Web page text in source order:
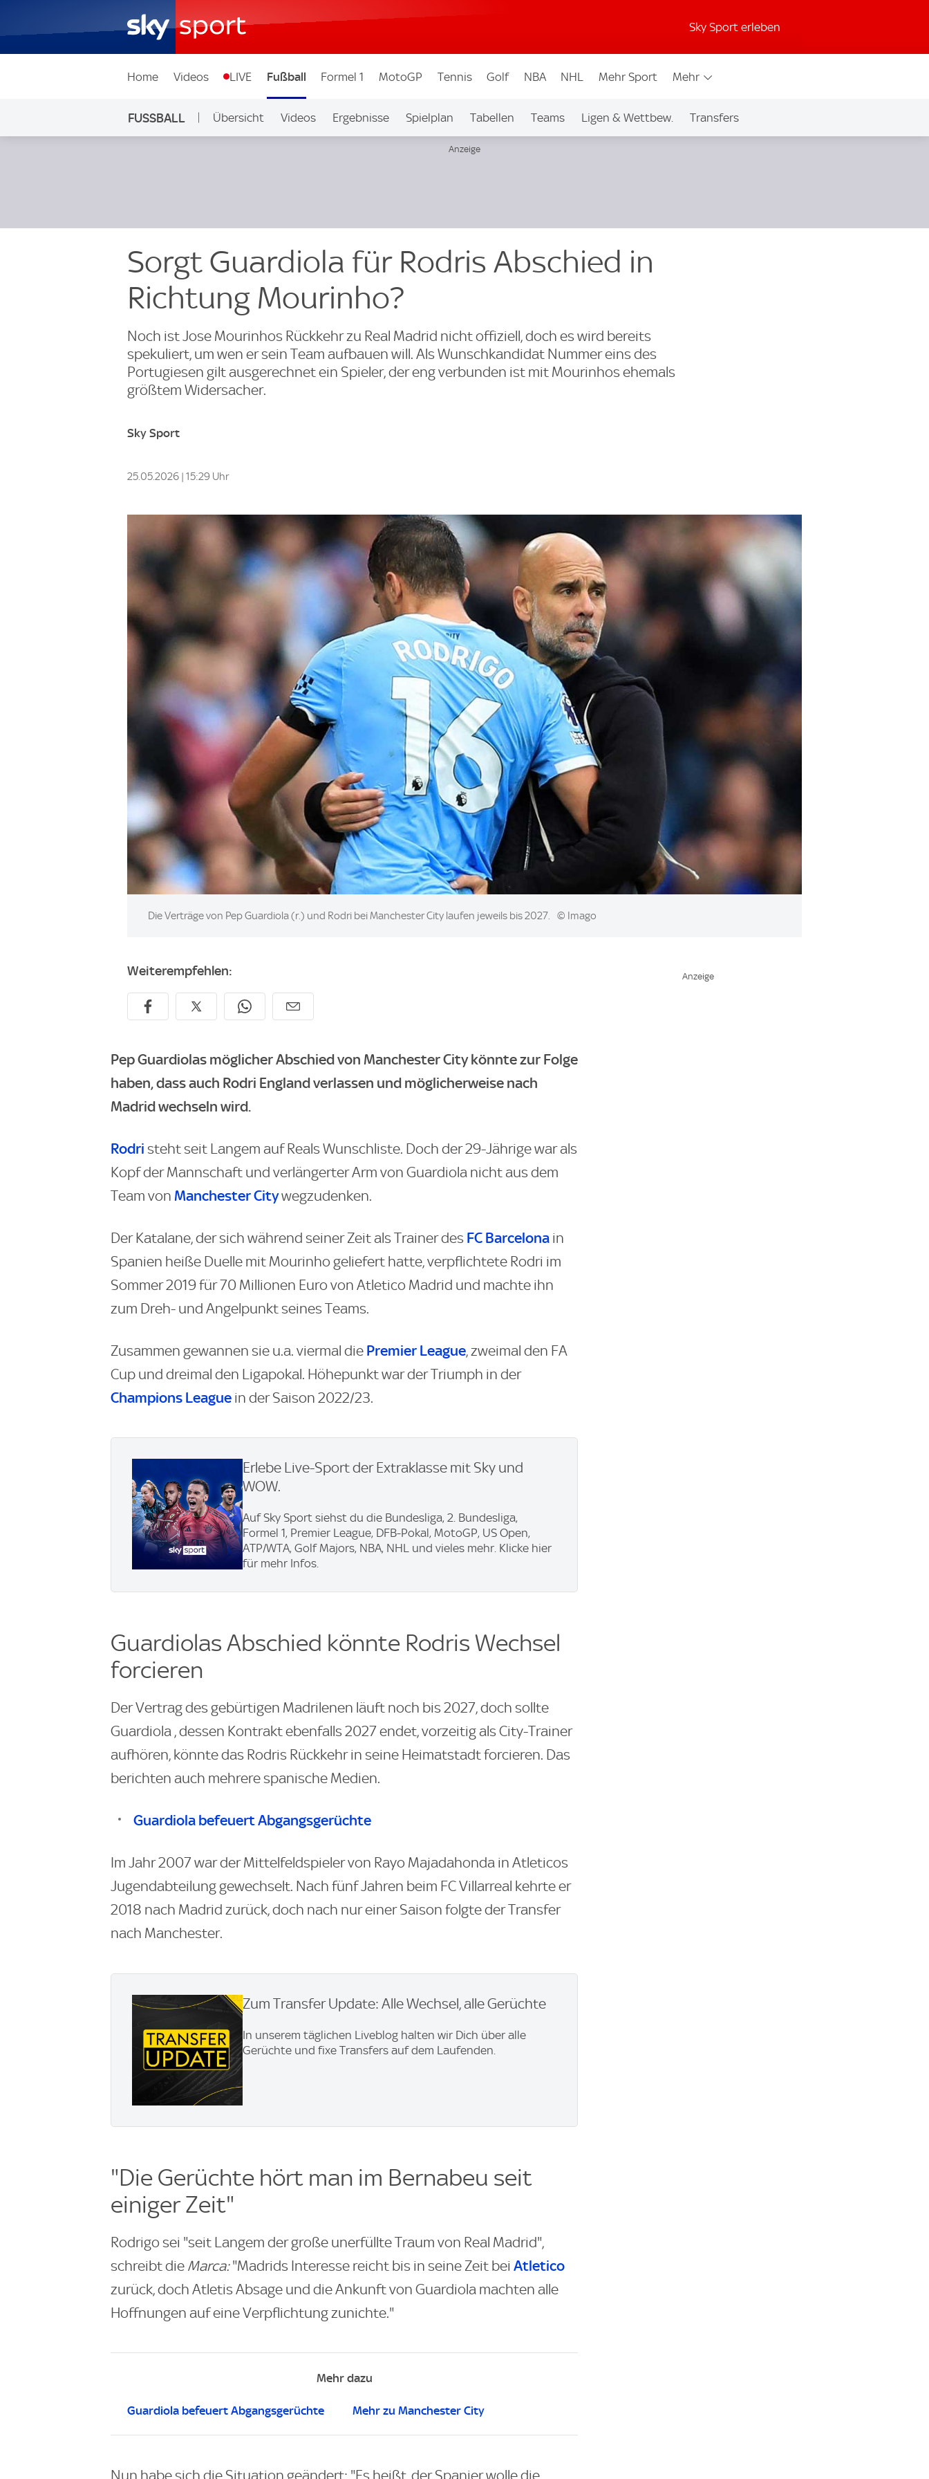
Sky Sport erleben
Home Videos LIVE Fußball Formel 1 MotoGP Tennis Golf NBA NHL Mehr Sport Mehr
FUSSBALL Übersicht Videos Ergebnisse Spielplan Tabellen Teams Ligen & Wettbew. Transfers
Sorgt Guardiola für Rodris Abschied in
Richtung Mourinho?
Noch ist Jose Mourinhos Rückkehr zu Real Madrid nicht offiziell, doch es wird bereits
spekuliert, um wen er sein Team aufbauen will. Als Wunschkandidat Nummer eins des
Portugiesen gilt ausgerechnet ein Spieler, der eng verbunden ist mit Mourinhos ehemals
größtem Widersacher.
Sky Sport
25.05.2026 | 15:29 Uhr
Image:
Die Verträge von Pep Guardiola (r.) und Rodri bei Manchester City laufen jeweils bis 2027. © Imago
Weiterempfehlen:
Pep Guardiolas möglicher Abschied von Manchester City könnte zur Folge
haben, dass auch Rodri England verlassen und möglicherweise nach
Madrid wechseln wird.
Rodri steht seit Langem auf Reals Wunschliste. Doch der 29-Jährige war als
Kopf der Mannschaft und verlängerter Arm von Guardiola nicht aus dem
Team von Manchester Citywegzudenken.
Der Katalane, der sich während seiner Zeit als Trainer des FC Barcelona in
Spanien heiße Duelle mit Mourinho geliefert hatte, verpflichtete Rodri im
Sommer 2019 für 70 Millionen Euro von Atletico Madrid und machte ihn
zum Dreh- und Angelpunkt seines Teams.
Zusammen gewannen sie u.a. viermal die Premier League, zweimal den FA
Cup und dreimal den Ligapokal. Höhepunkt war der Triumph in der
Champions League in der Saison 2022/23.
Erlebe Live-Sport der Extraklasse mit Sky und
WOW.
Auf Sky Sport siehst du die Bundesliga, 2. Bundesliga,
Formel 1, Premier League, DFB-Pokal, MotoGP, US Open,
ATP/WTA, Golf Majors, NBA, NHL und vieles mehr. Klicke hier
für mehr Infos.
Guardiolas Abschied könnte Rodris Wechsel
forcieren
Der Vertrag des gebürtigen Madrilenen läuft noch bis 2027, doch sollte
Guardiola , dessen Kontrakt ebenfalls 2027 endet, vorzeitig als City-Trainer
aufhören, könnte das Rodris Rückkehr in seine Heimatstadt forcieren. Das
berichten auch mehrere spanische Medien.
Guardiola befeuert Abgangsgerüchte
Im Jahr 2007 war der Mittelfeldspieler von Rayo Majadahonda in Atleticos
Jugendabteilung gewechselt. Nach fünf Jahren beim FC Villarreal kehrte er
2018 nach Madrid zurück, doch nach nur einer Saison folgte der Transfer
nach Manchester.
Zum Transfer Update: Alle Wechsel, alle Gerüchte
In unserem täglichen Liveblog halten wir Dich über alle
Gerüchte und fixe Transfers auf dem Laufenden.
"Die Gerüchte hört man im Bernabeu seit
einiger Zeit"
Rodrigo sei "seit Langem der große unerfüllte Traum von Real Madrid",
schreibt die Marca:"Madrids Interesse reicht bis in seine Zeit bei Atletico
zurück, doch Atletis Absage und die Ankunft von Guardiola machten alle
Hoffnungen auf eine Verpflichtung zunichte."
Mehr dazu
Guardiola befeuert Abgangsgerüchte Mehr zu Manchester City
Nun habe sich die Situation geändert: "Es heißt, der Spanier wolle die